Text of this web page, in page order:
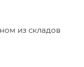
из складов